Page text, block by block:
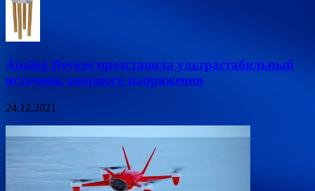
Analog Devices представила ультрастабильный
источник опорного напряжения
24.12.2021